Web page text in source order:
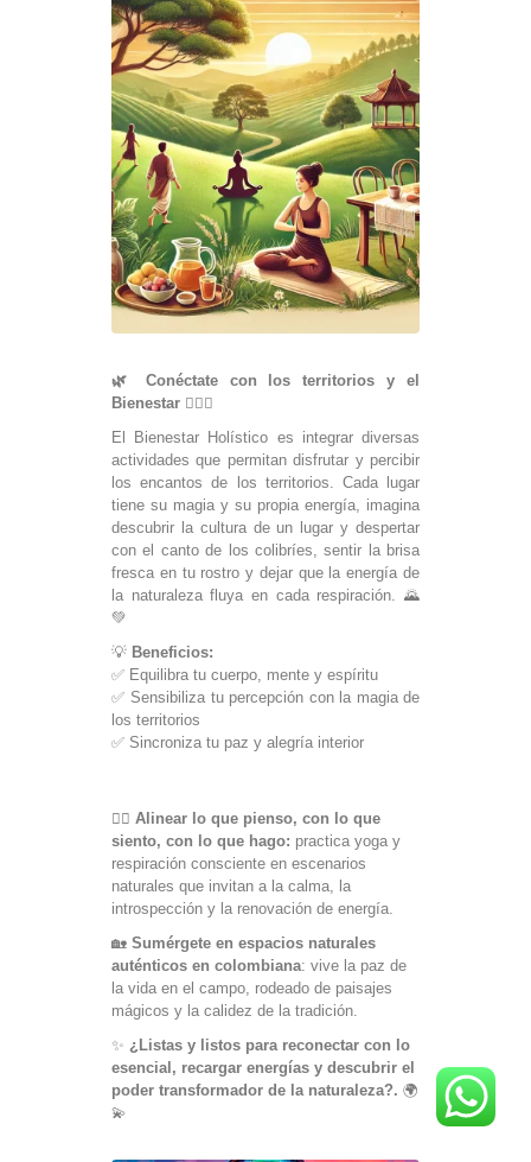
🌿 Conéctate con los territorios y el
Bienestar 🧘‍♀️✨
El Bienestar Holístico es integrar diversas
actividades que permitan disfrutar y percibir
los encantos de los territorios. Cada lugar
tiene su magia y su propia energía, imagina
descubrir la cultura de un lugar y despertar
con el canto de los colibríes, sentir la brisa
fresca en tu rostro y dejar que la energía de
la naturaleza fluya en cada respiración. 🌄
💚
💡 Beneficios:
✅ Equilibra tu cuerpo, mente y espíritu
✅ Sensibiliza tu percepción con la magia de
los territorios
✅ Sincroniza tu paz y alegría interior
🧘‍♂️ Alinear lo que pienso, con lo que
siento, con lo que hago: practica yoga y
respiración consciente en escenarios
naturales que invitan a la calma, la
introspección y la renovación de energía.
🏡 Sumérgete en espacios naturales
auténticos en colombiana: vive la paz de
la vida en el campo, rodeado de paisajes
mágicos y la calidez de la tradición.
✨ ¿Listas y listos para reconectar con lo
esencial, recargar energías y descubrir el
poder transformador de la naturaleza?. 🌍
💫